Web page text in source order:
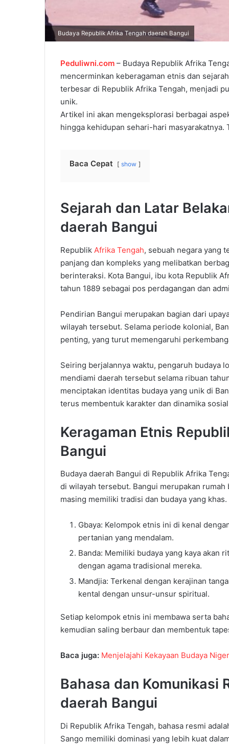
Budaya Republik Afrika Tengah daerah Bangui
Peduliwni.com – Budaya Republik Afrika
mencerminkan keberagaman etnis dan
terbesar di Republik Afrika Tengah, menjadi
unik.
Artikel ini akan mengeksplorasi berbagai
hingga kehidupan sehari-hari masyarakatnya.
Baca Cepat show
Sejarah dan Latar
daerah Bangui
Republik Afrika Tengah, sebuah negara yang
panjang dan kompleks yang melibatkan
berinteraksi. Kota Bangui, ibu kota Republik
tahun 1889 sebagai pos perdagangan dan
Pendirian Bangui merupakan bagian dari
wilayah tersebut. Selama periode kolonial,
penting, yang turut memengaruhi
Seiring berjalannya waktu, pengaruh budaya
mendiami daerah tersebut selama ribuan
menciptakan identitas budaya yang unik di
terus membentuk karakter dan dinamika
Keragaman Etnis
Bangui
Budaya daerah Bangui di Republik Afrika
di wilayah tersebut. Bangui merupakan
masing memiliki tradisi dan budaya yang khas.
Gbaya: Kelompok etnis ini di kenal
pertanian yang mendalam.
Banda: Memiliki budaya yang kaya akan
dengan agama tradisional mereka.
Mandjia: Terkenal dengan kerajinan
kental dengan unsur-unsur spiritual.
Setiap kelompok etnis ini membawa serta
kemudian saling berbaur dan membentuk
Baca juga: Menjelajahi Kekayaan Budaya
Bahasa dan Komunikasi
daerah Bangui
Di Republik Afrika Tengah, bahasa resmi
Sango memiliki dominasi yang lebih kuat